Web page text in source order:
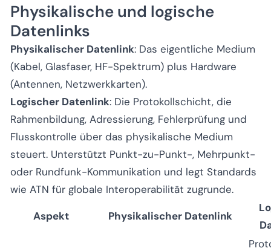
Physikalische und logische
Datenlinks
Physikalischer Datenlink: Das eigentliche Medium
(Kabel, Glasfaser, HF-Spektrum) plus Hardware
(Antennen, Netzwerkkarten).
Logischer Datenlink: Die Protokollschicht, die
Rahmenbildung, Adressierung, Fehlerprüfung und
Flusskontrolle über das physikalische Medium
steuert. Unterstützt Punkt-zu-Punkt-, Mehrpunkt-
oder Rundfunk-Kommunikation und legt Standards
wie ATN für globale Interoperabilität zugrunde.
Aspekt
Physikalischer Datenlink